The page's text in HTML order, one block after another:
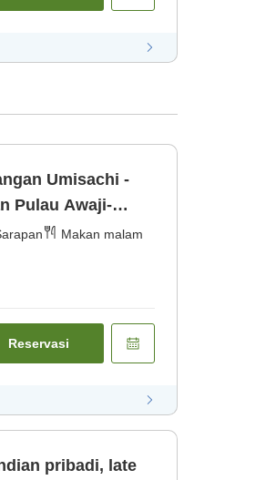
Umisachi -
Pulau Awaji-
[Sarapan]
Makan malam
Reservasi
pribadi, late